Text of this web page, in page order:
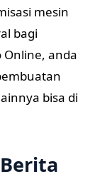
mesin
bagi
Online, anda
bisa di